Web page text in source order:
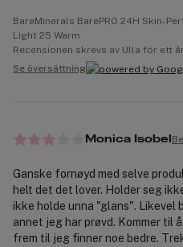
BareMinerals BarePRO 24H Skin-
Light 25 Warm
Recensionen skrevs av Ulla för ett
Se översättning
Monica Isobel
Ganske fornøyd med selve
helt det det lover. Holder seg
ikke holde unna "glans". Likevel
annet jeg har prøvd. Kommer til
frem til jeg finner noe bedre.